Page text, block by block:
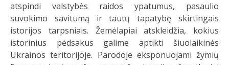
atspindi valstybės raidos ypatumus, pasaulio
suvokimo savitumą ir tautų tapatybę skirtingais
istorijos tarpsniais. Žemėlapiai atskleidžia, kokius
istorinius pėdsakus galime aptikti šiuolaikinės
Ukrainos teritorijoje. Parodoje eksponuojami žymių